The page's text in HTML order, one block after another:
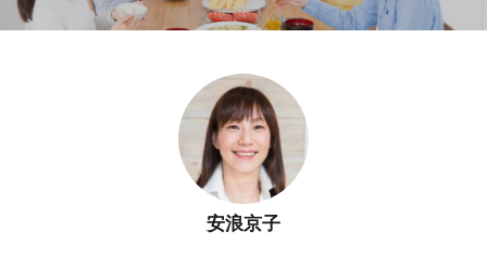
安浪京子